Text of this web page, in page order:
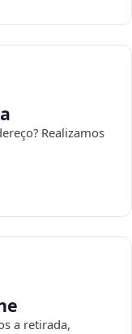
Realizamos
a retirada,